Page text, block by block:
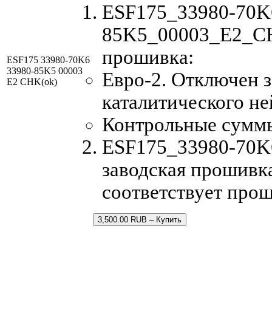
ESF175 33980-70K6
33980-85K5 00003
E2 CHK(ok)
ESF175_33980-
прошивка:
Евро-2. Отключен
каталитического
Контрольные
ESF175_33980-
заводская
соответствует
3,500.00 RUB – Купить